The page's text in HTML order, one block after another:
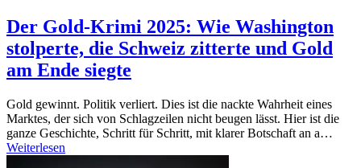
Der Gold-Krimi 2025: Wie Washington
stolperte, die Schweiz zitterte und Gold
am Ende siegte
Gold gewinnt. Politik verliert. Dies ist die nackte Wahrheit eines
Marktes, der sich von Schlagzeilen nicht beugen lässt. Hier ist die
ganze Geschichte, Schritt für Schritt, mit klarer Botschaft an a…
Weiterlesen